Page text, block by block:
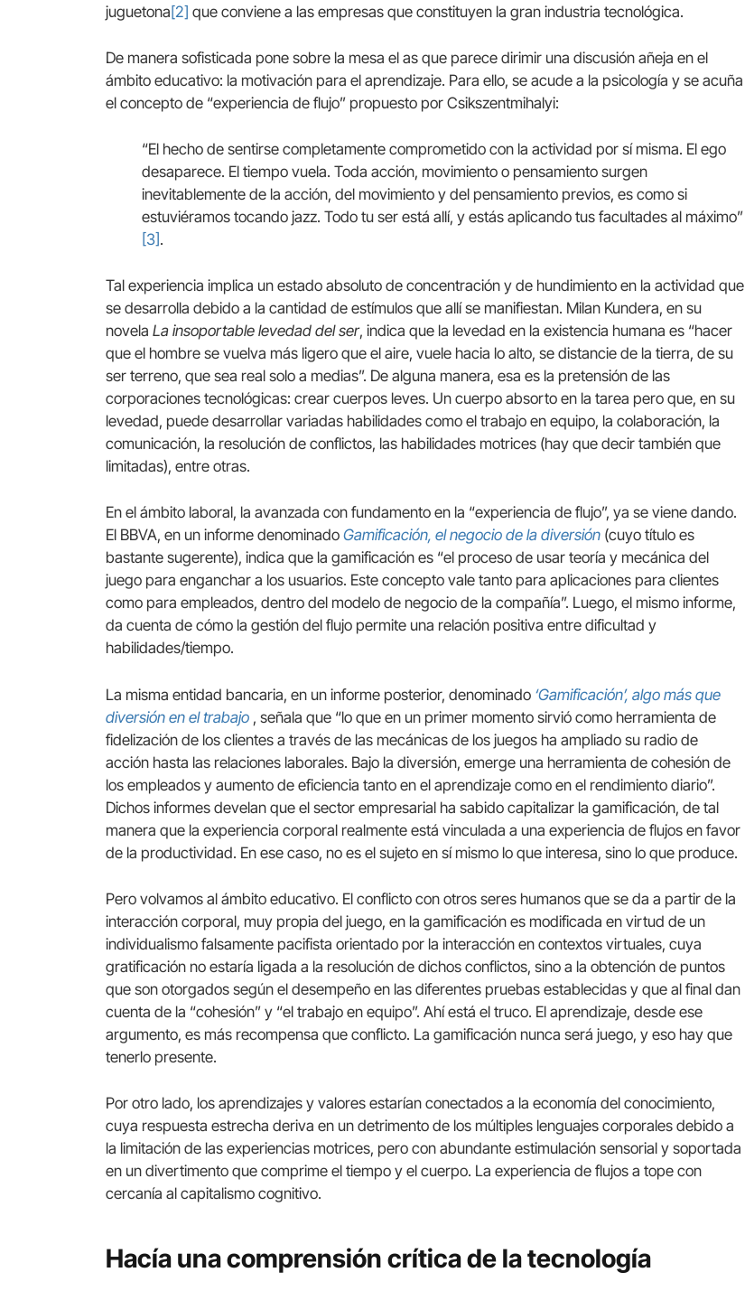
juguetona[2] que conviene a las empresas que constituyen la gran industria tecnológica.
De manera sofisticada pone sobre la mesa el as que parece dirimir una discusión añeja en el
ámbito educativo: la motivación para el aprendizaje. Para ello, se acude a la psicología y se acuña
el concepto de “experiencia de flujo” propuesto por Csikszentmihalyi:
“El hecho de sentirse completamente comprometido con la actividad por sí misma. El ego
desaparece. El tiempo vuela. Toda acción, movimiento o pensamiento surgen
inevitablemente de la acción, del movimiento y del pensamiento previos, es como si
estuviéramos tocando jazz. Todo tu ser está allí, y estás aplicando tus facultades al máximo”
[3] .
Tal experiencia implica un estado absoluto de concentración y de hundimiento en la actividad que
se desarrolla debido a la cantidad de estímulos que allí se manifiestan. Milan Kundera, en su
novela La insoportable levedad del ser, indica que la levedad en la existencia humana es “hacer
que el hombre se vuelva más ligero que el aire, vuele hacia lo alto, se distancie de la tierra, de su
ser terreno, que sea real solo a medias”. De alguna manera, esa es la pretensión de las
corporaciones tecnológicas: crear cuerpos leves. Un cuerpo absorto en la tarea pero que, en su
levedad, puede desarrollar variadas habilidades como el trabajo en equipo, la colaboración, la
comunicación, la resolución de conflictos, las habilidades motrices (hay que decir también que
limitadas), entre otras.
En el ámbito laboral, la avanzada con fundamento en la “experiencia de flujo”, ya se viene dando.
El BBVA, en un informe denominadoGamificación, el negocio de la diversión (cuyo título es
bastante sugerente), indica que la gamificación es “el proceso de usar teoría y mecánica del
juego para enganchar a los usuarios. Este concepto vale tanto para aplicaciones para clientes
como para empleados, dentro del modelo de negocio de la compañía”. Luego, el mismo informe,
da cuenta de cómo la gestión del flujo permite una relación positiva entre dificultad y
habilidades/tiempo.
La misma entidad bancaria, en un informe posterior, denominado ‘Gamificación’, algo más que
diversión en el trabajo , señala que “lo que en un primer momento sirvió como herramienta de
fidelización de los clientes a través de las mecánicas de los juegos ha ampliado su radio de
acción hasta las relaciones laborales. Bajo la diversión, emerge una herramienta de cohesión de
los empleados y aumento de eficiencia tanto en el aprendizaje como en el rendimiento diario”.
Dichos informes develan que el sector empresarial ha sabido capitalizar la gamificación, de tal
manera que la experiencia corporal realmente está vinculada a una experiencia de flujos en favor
de la productividad. En ese caso, no es el sujeto en sí mismo lo que interesa, sino lo que produce.
Pero volvamos al ámbito educativo. El conflicto con otros seres humanos que se da a partir de la
interacción corporal, muy propia del juego, en la gamificación es modificada en virtud de un
individualismo falsamente pacifista orientado por la interacción en contextos virtuales, cuya
gratificación no estaría ligada a la resolución de dichos conflictos, sino a la obtención de puntos
que son otorgados según el desempeño en las diferentes pruebas establecidas y que al final dan
cuenta de la “cohesión” y “el trabajo en equipo”. Ahí está el truco. El aprendizaje, desde ese
argumento, es más recompensa que conflicto. La gamificación nunca será juego, y eso hay que
tenerlo presente.
Por otro lado, los aprendizajes y valores estarían conectados a la economía del conocimiento,
cuya respuesta estrecha deriva en un detrimento de los múltiples lenguajes corporales debido a
la limitación de las experiencias motrices, pero con abundante estimulación sensorial y soportada
en un divertimento que comprime el tiempo y el cuerpo. La experiencia de flujos a tope con
cercanía al capitalismo cognitivo.
Hacía una comprensión crítica de la tecnología